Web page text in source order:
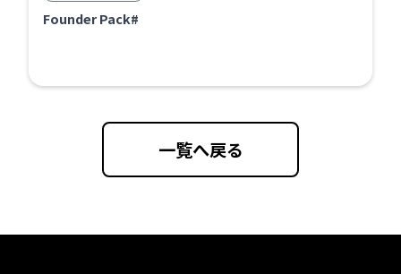
Founder Pack#
一覧へ戻る